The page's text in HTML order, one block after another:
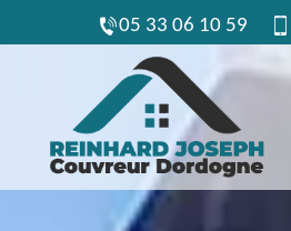
05 33 06 10 59